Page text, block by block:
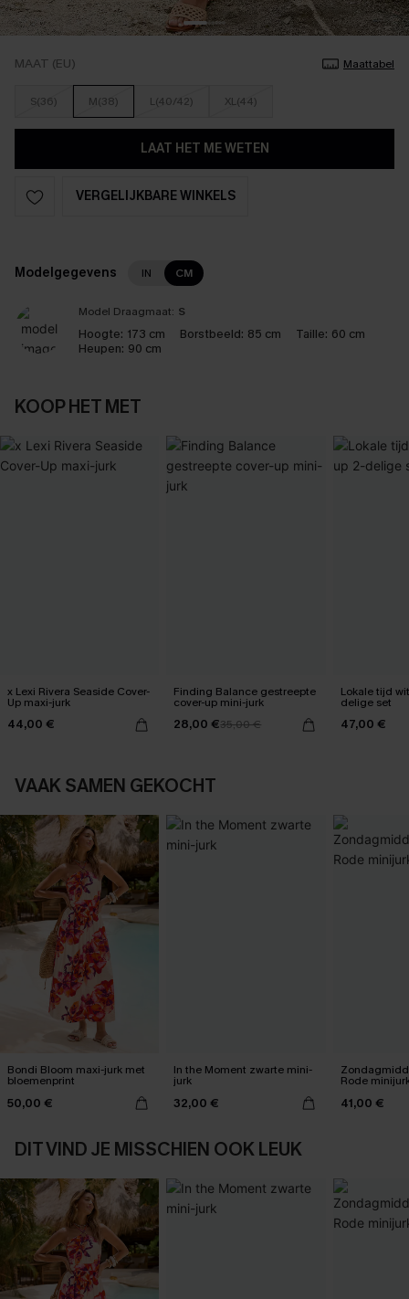
MAAT (EU) Maattabel
S(36) M(38) L(40/42) XL(44)
LAAT HET ME WETEN
VERGELIJKBARE WINKELS
Modelgegevens IN CM
Model Draagmaat: S
Hoogte: 173 cm Borstbeeld: 85 cm Taille: 60 cm
Heupen: 90 cm
KOOP HET MET
x Lexi Rivera Seaside Cover-
Up maxi-jurk
44,00 €
Finding Balance gestreepte
cover-up mini-jurk
28,00 €35,00 €
Lokale tijd
delige set
47,00 €
VAAK SAMEN GEKOCHT
Bondi Bloom maxi-jurk met
bloemenprint
50,00 €
In the Moment zwarte mini-
jurk
32,00 €
Rode
41,00 €
DIT VIND JE MISSCHIEN OOK LEUK